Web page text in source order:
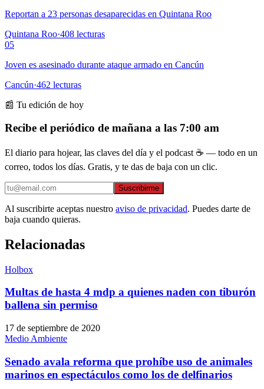
Reportan a 23 personas desaparecidas en Quintana Roo
Quintana Roo·408 lecturas
05
Joven es asesinado durante ataque armado en Cancún
Cancún·462 lecturas
📰 Tu edición de hoy
Recibe el periódico de mañana a las 7:00 am
El diario para hojear, las claves del día y el podcast ☕ — todo en un
correo, todos los días. Gratis, y te das de baja con un clic.
Suscribirme
Al suscribirte aceptas nuestro aviso de privacidad. Puedes darte de
baja cuando quieras.
Relacionadas
Holbox
Multas de hasta 4 mdp a quienes naden con tiburón
ballena sin permiso
17 de septiembre de 2020
Medio Ambiente
Senado avala reforma que prohíbe uso de animales
marinos en espectáculos como los de delfinarios